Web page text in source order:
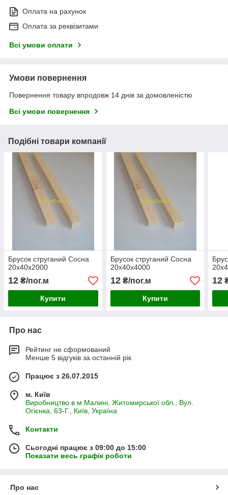
Оплата на рахунок
Оплата за реквізитами
Всі умови оплати
Умови повернення
Повернення товару впродовж 14 днів за домовленістю
Всі умови повернення
Подібні товари компанії
Брусок струганий Сосна
20х40х2000
12 ₴/пог.м
Купити
Брусок струганий Сосна
20х40х4000
12₴/пог.м
Купити
12
Про нас
Рейтинг не сформований
Менше 5 відгуків за останній рік
Працює з 26.07.2015
м. Київ
Виробництво в м Малині, Житомирської обл., Вул.
Огієнка, 63-Г., Київ, Україна
Контакти
Сьогодні працює з 09:00 до 15:00
Показати весь графік роботи
Про нас